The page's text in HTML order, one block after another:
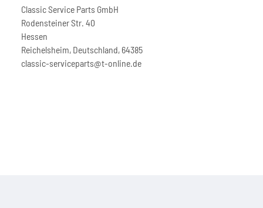
Classic Service Parts GmbH
Rodensteiner Str. 40
Hessen
Reichelsheim, Deutschland, 64385
classic-serviceparts@t-online.de